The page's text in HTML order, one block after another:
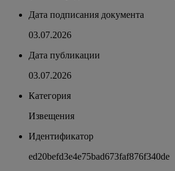
Дата подписания документа
03.07.2026
Дата публикации
03.07.2026
Категория
Извещения
Идентификатор
ed20befd3e4e75bad673faf876f340de